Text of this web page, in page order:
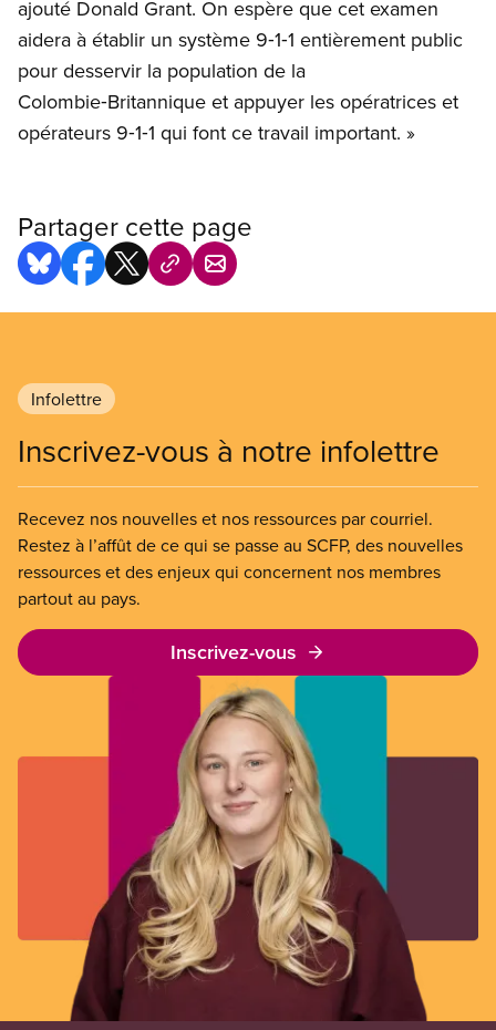
ajouté Donald Grant. On espère que cet examen
aidera à établir un système 9‑1‑1 entièrement public
pour desservir la population de la
Colombie‑Britannique et appuyer les opératrices et
opérateurs 9‑1‑1 qui font ce travail important. »
Partager cette page
Infolettre
Inscrivez-vous à notre infolettre
Recevez nos nouvelles et nos ressources par courriel.
Restez à l’affût de ce qui se passe au SCFP, des nouvelles
ressources et des enjeux qui concernent nos membres
partout au pays.
Inscrivez-vous